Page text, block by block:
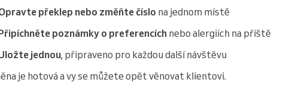
překlep nebo změňte číslo na jednom místě
poznámky o preferencích nebo alergiích na příště
jednou, připraveno pro každou další návštěvu
je hotová a vy se můžete opět věnovat klientovi.